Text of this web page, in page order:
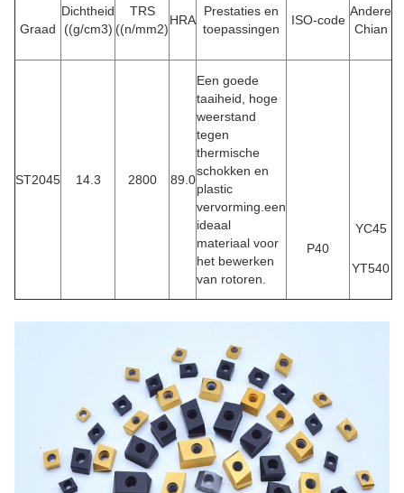
Graad
Dichtheid
((g/cm3)
TRS
((n/mm2)
HRA
Prestaties en
toepassingen
ISO-code
Andere
Chian
ST2045 14.3 2800 89.0
Een goede
taaiheid, hoge
weerstand
tegen
thermische
schokken en
plastic
vervorming.een
ideaal
materiaal voor
het bewerken
van rotoren.
P40
YC45
YT540